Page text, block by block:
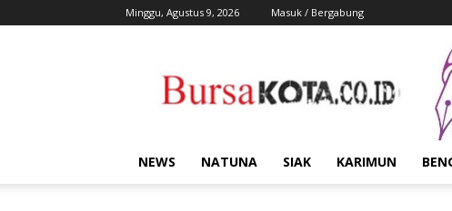
Minggu, Agustus 9, 2026 Masuk / Bergabung
Kota
NEWS NATUNA SIAK KARIMUN